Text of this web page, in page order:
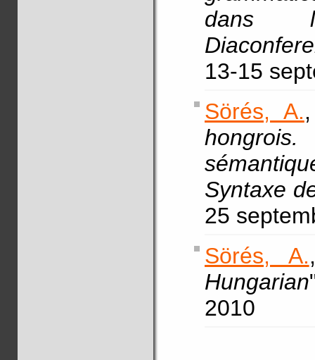
dans
13-15
Sörés, A.
Syntaxe
25
Sörés, A.
Hungarian
2010